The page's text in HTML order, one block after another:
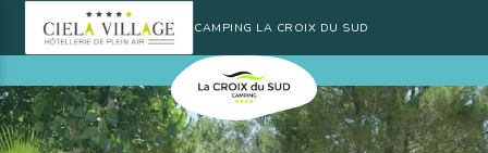
CAMPING LA CROIX DU SUD